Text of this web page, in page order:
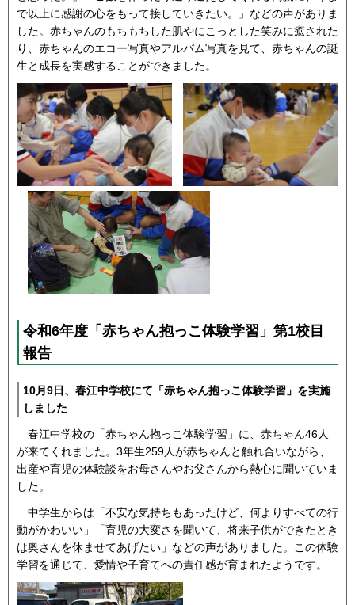
で以上に感謝の心をもって接していきたい。」などの声がありま
した。赤ちゃんのもちもちした肌やにこっとした笑みに癒された
り、赤ちゃんのエコー写真やアルバム写真を見て、赤ちゃんの誕
生と成長を実感することができました。
令和6年度「赤ちゃん抱っこ体験学習」第1校目
報告
10月9日、春江中学校にて「赤ちゃん抱っこ体験学習」を実施
しました
春江中学校の「赤ちゃん抱っこ体験学習」に、赤ちゃん46人
が来てくれました。3年生259人が赤ちゃんと触れ合いながら、
出産や育児の体験談をお母さんやお父さんから熱心に聞いていま
した。
中学生からは「不安な気持ちもあったけど、何よりすべての行
動がかわいい」「育児の大変さを聞いて、将来子供ができたとき
は奥さんを休ませてあげたい」などの声がありました。この体験
学習を通じて、愛情や子育てへの責任感が育まれたようです。